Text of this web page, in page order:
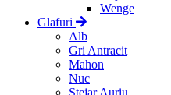
Wenge
Glafuri
Alb
Gri Antracit
Mahon
Nuc
Stejar Auriu